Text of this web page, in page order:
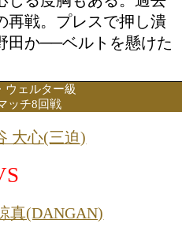
スを掴んだ。重厚
かした攻撃を繰り
の回転力ある連打
ころだ。対する野
プなジャブからワ
つなげる正統派ス
を相手に4連勝と絶
リをつけた試合運
に応じる度胸もあ